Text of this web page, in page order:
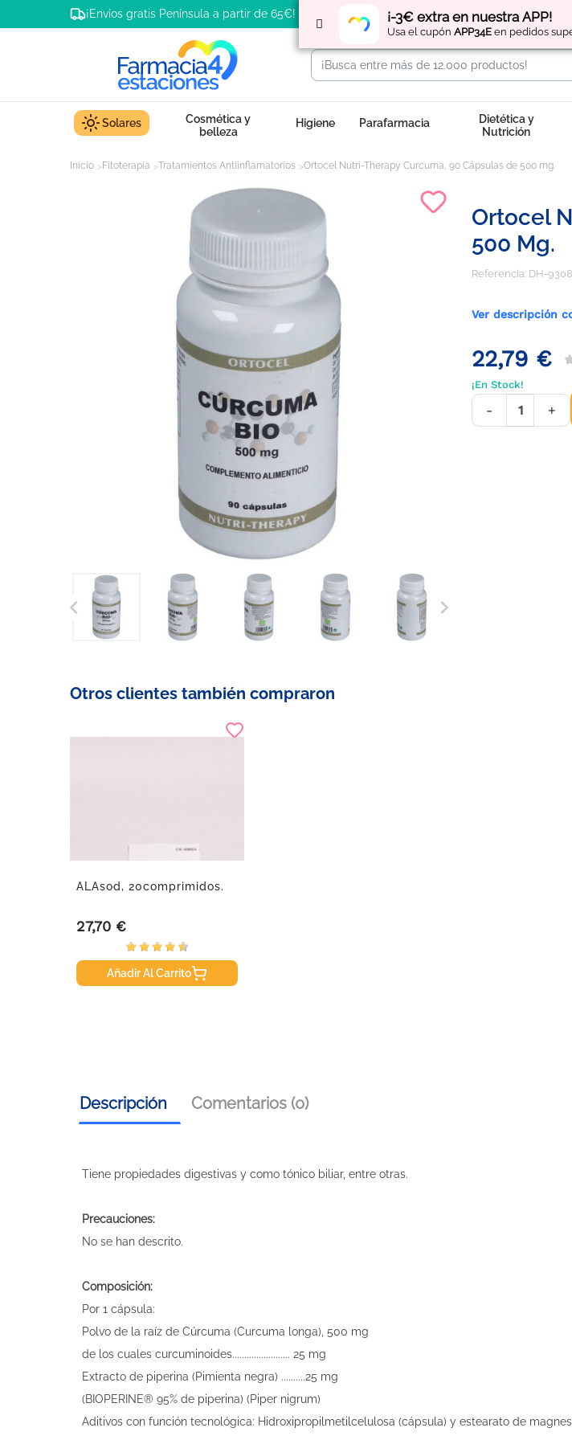
¡-3€ extra en nuestra APP!
Usa el cupón APP34E en pedidos
¡Envíos gratis Península a partir de 65€! Regístratey
Solares
Cosmética y
belleza
Higiene Parafarmacia
Dietética y
Nutrición
Inicio Fitoterapia Tratamientos Antiinflamatorios Ortocel Nutri-Therapy Curcuma, 90 Cápsulas de 500 mg.
 
Ortocel
500 Mg.
Referencia: DH-
Ver descripción
22,79 €
¡En Stock!
- +
Otros clientes también compraron
ALAsod, 20comprimidos.
Precio
27,70 €
Añadir Al Carrito
Descripción Comentarios (0)
Tiene propiedades digestivas y como tónico biliar, entre otras.
Precauciones:
No se han descrito.
Composición:
Por 1 cápsula:
Polvo de la raíz de Cúrcuma (Curcuma longa), 500 mg
de los cuales curcuminoides........................ 25 mg
Extracto de piperina (Pimienta negra) ..........25 mg
(BIOPERINE® 95% de piperina) (Piper nigrum)
Aditivos con función tecnológica: Hidroxipropilmetilcelulosa (cápsula) y estearato de